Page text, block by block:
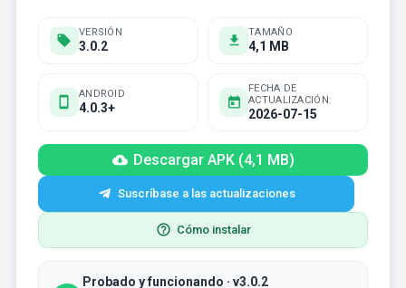
VERSIÓN
3.0.2
TAMAÑO
4,1 MB
ANDROID
4.0.3+
FECHA DE
ACTUALIZACIÓN:
2026-07-15
Descargar APK (4,1 MB)
Suscríbase a las actualizaciones
Cómo instalar
Probado y funcionando · v3.0.2